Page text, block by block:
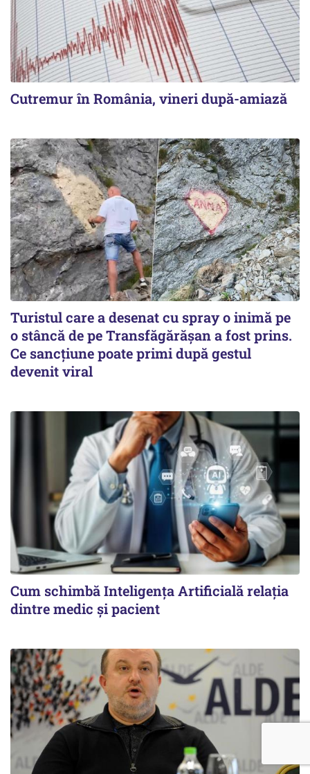
Cutremur în România, vineri după-amiază
Turistul care a desenat cu spray o inimă pe
o stâncă de pe Transfăgărășan a fost prins.
Ce sancțiune poate primi după gestul
devenit viral
Cum schimbă Inteligența Artificială relația
dintre medic și pacient